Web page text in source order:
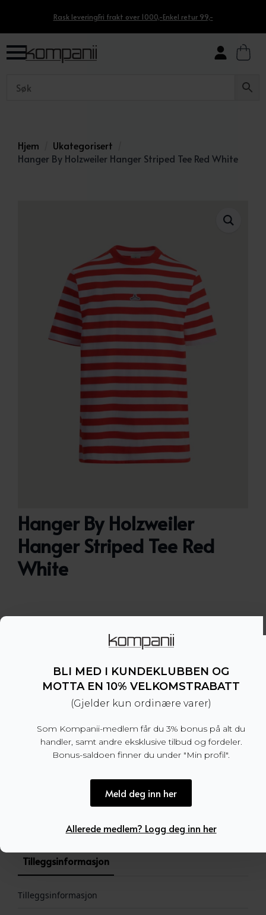
Rask leveringFri frakt over 1000,-Enkel retur 99,-
Hjem
Ukategorisert
Hanger By Holzweiler Hanger Striped Tee Red White
Hanger By Holzweiler
Hanger Striped Tee Red
White
Stripete t-skjorte fra Hanger By Holzweiler med
Hanger logo sentrert foran.
normale størrelse
– Unisex
– 100% organisk bomull
– Produsert i Portugal
Dette produktet er for tiden utsolgt og
Tilleggsinformasjon
Tilleggsinformasjon
BLI MED I KUNDEKLUBBEN OG
MOTTA EN 10% VELKOMSTRABATT
(Gjelder kun ordinære varer)
Som Kompanii-medlem får du 3% bonus på alt du
handler, samt andre eksklusive tilbud og fordeler.
Bonus-saldoen finner du under "Min profil".
Meld deg inn her
Allerede medlem? Logg deg inn her